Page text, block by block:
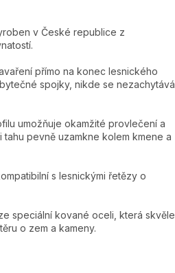
v České republice z
přímo na konec lesnického
spojky, nikde se nezachytává
umožňuje okamžité provlečení a
pevně uzamkne kolem kmene a
s lesnickými řetězy o
speciální kované oceli, která skvěle
o zem a kameny.